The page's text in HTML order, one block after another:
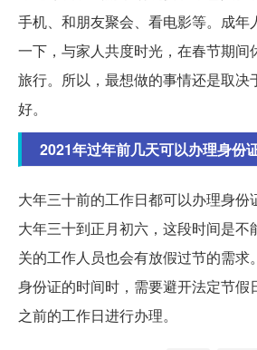
手机、和朋友聚会、看电影等。成年
一下，与家人共度时光，在春节期间
旅行。所以，最想做的事情还是取决
好。
2021年过年前几天可以办理身份
大年三十前的工作日都可以办理身份
大年三十到正月初六，这段时间是不
关的工作人员也会有放假过节的需求
身份证的时间时，需要避开法定节假
之前的工作日进行办理。